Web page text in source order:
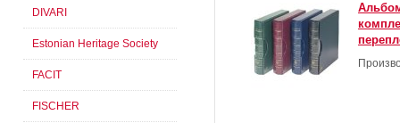
DIVARI
Estonian Heritage Society
FACIT
FISCHER